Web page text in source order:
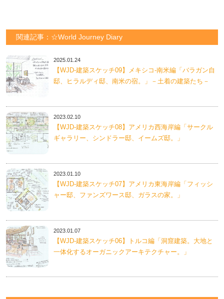
関連記事：☆World Journey Diary
2025.01.24
【WJD-建築スケッチ09】メキシコ-南米編「バラガン自
邸、ヒラルディ邸、南米の宿。」－土着の建築たち－
2023.02.10
【WJD-建築スケッチ08】アメリカ西海岸編「サークル
ギャラリー、シンドラー邸、イームズ邸。」
2023.01.10
【WJD-建築スケッチ07】アメリカ東海岸編「フィッシ
ャー邸、ファンズワース邸、ガラスの家。」
2023.01.07
【WJD-建築スケッチ06】トルコ編「洞窟建築。大地と
一体化するオーガニックアーキテクチャー。」